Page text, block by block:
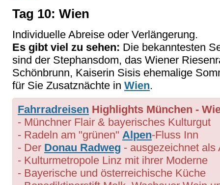
Tag 10: Wien
Individuelle Abreise oder Verlängerung.
Es gibt viel zu sehen: Die bekanntesten
sind der Stephansdom, das Wiener
Schönbrunn, Kaiserin Sisis ehemalige
für Sie Zusatznächte in Wien.
Fahrradreisen Highlights München -
- Münchner Flair & bayerisches Kulturgut
- Radeln am "grünen" Alpen-Fluss Inn
- Der Donau Radweg - ausgezeichnet als
- Kulturmetropole Linz mit ihrer Moderne
- Bayerische und österreichische Küche